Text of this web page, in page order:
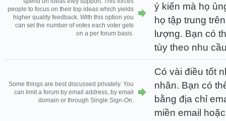
people to focus on their top ideas which yields
higher quality feedback. With this option you
can set the number of votes each voter gets
on a per forum basis.
ý kiến mà họ
họ tập trung
lượng. Bạn có
tùy theo nhu
Some things are best discussed privately. You
can limit a forum by email address, by email
domain or through Single Sign-On.
Có vài điều tốt
nhân. Bạn có
bằng địa chỉ
miền email